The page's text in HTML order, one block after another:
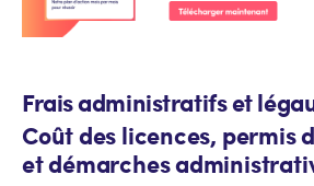
Frais administratifs et
Coût des licences, permis
et démarches